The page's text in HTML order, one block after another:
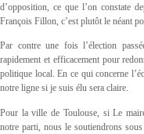
d’opposition, ce que l’on constate
François Fillon, c’est plutôt le néant
Par contre une fois l’élection
rapidement et efficacement pour
politique local. En ce qui concerne
notre ligne si je suis élu sera claire.
Pour la ville de Toulouse, si Le
notre parti, nous le soutiendrons